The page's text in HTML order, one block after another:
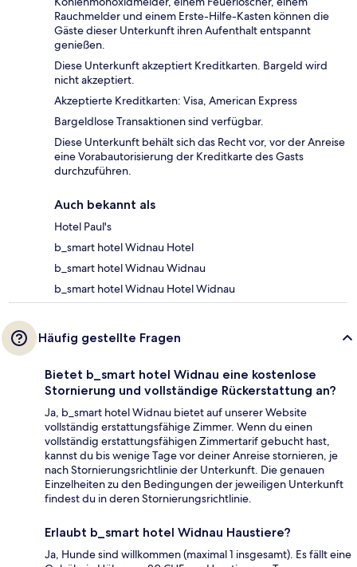
Rauchmelder und einem Erste-Hilfe-Kasten können die
Gäste dieser Unterkunft ihren Aufenthalt entspannt
genießen.
Diese Unterkunft akzeptiert Kreditkarten. Bargeld wird
nicht akzeptiert.
Akzeptierte Kreditkarten: Visa, American Express
Bargeldlose Transaktionen sind verfügbar.
Diese Unterkunft behält sich das Recht vor, vor der Anreise
eine Vorabautorisierung der Kreditkarte des Gasts
durchzuführen.
Auch bekannt als
Hotel Paul's
b_smart hotel Widnau Hotel
b_smart hotel Widnau Widnau
b_smart hotel Widnau Hotel Widnau
Häufig gestellte Fragen
Bietet b_smart hotel Widnau eine kostenlose
Stornierung und vollständige Rückerstattung an?
Ja, b_smart hotel Widnau bietet auf unserer Website
vollständig erstattungsfähige Zimmer. Wenn du einen
vollständig erstattungsfähigen Zimmertarif gebucht hast,
kannst du bis wenige Tage vor deiner Anreise stornieren, je
nach Stornierungsrichtlinie der Unterkunft. Die genauen
Einzelheiten zu den Bedingungen der jeweiligen Unterkunft
findest du in deren Stornierungsrichtlinie.
Erlaubt b_smart hotel Widnau Haustiere?
Ja, Hunde sind willkommen (maximal 1 insgesamt). Es fällt eine